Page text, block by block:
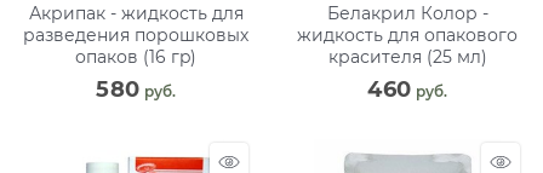
Акрипак - жидкость для
разведения порошковых
опаков (16 гp)
580 руб.
Белакрил Колор -
жидкость для опакового
красителя (25 мл)
460 руб.